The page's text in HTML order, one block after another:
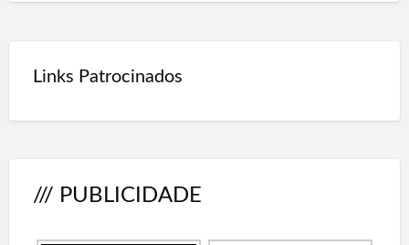
Links Patrocinados
/// PUBLICIDADE